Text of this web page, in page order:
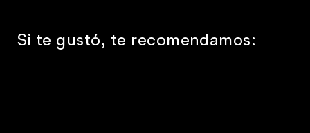
Si te gustó, te recomendamos: